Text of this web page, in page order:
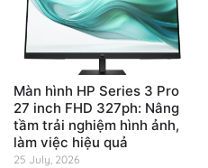
Màn hình HP Series 3 Pro
27 inch FHD 327ph: Nâng
tầm trải nghiệm hình ảnh,
làm việc hiệu quả
25 July, 2026